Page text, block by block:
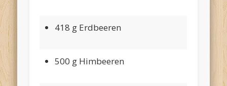
418 g Erdbeeren
500 g Himbeeren